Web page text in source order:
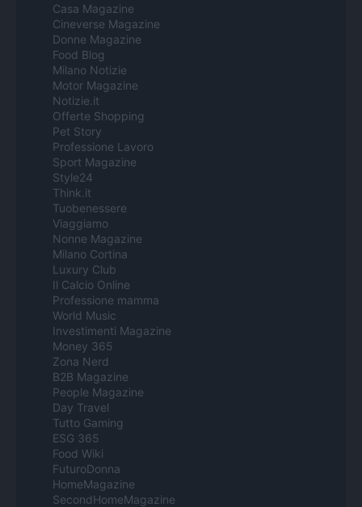
Casa Magazine
Cineverse Magazine
Donne Magazine
Food Blog
Milano Notizie
Motor Magazine
Notizie.it
Offerte Shopping
Pet Story
Professione Lavoro
Sport Magazine
Style24
Think.it
Tuobenessere
Viaggiamo
Nonne Magazine
Milano Cortina
Luxury Club
Il Calcio Online
Professione mamma
World Music
Investimenti Magazine
Money 365
Zona Nerd
B2B Magazine
People Magazine
Day Travel
Tutto Gaming
ESG 365
Food Wiki
FuturoDonna
HomeMagazine
SecondHomeMagazine